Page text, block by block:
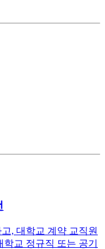
, 대학교 계약 교직원
교 정규직 또는 공기